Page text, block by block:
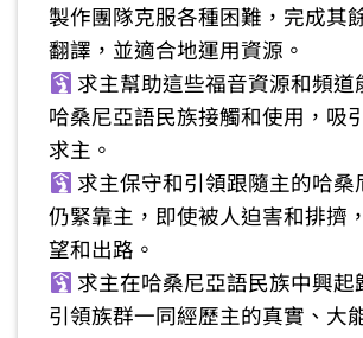
製作團隊克服各種困難，完成其
翻譯，並適合地運用資源。
求主幫助這些福音資源和頻道
哈桑尼亞語民族接觸和使用，吸
求主。
求主保守和引領跟隨主的哈桑
仍緊靠主，即使被人迫害和排擠
望和出路。
求主在哈桑尼亞語民族中興起
引領族群一同經歷主的真實、大